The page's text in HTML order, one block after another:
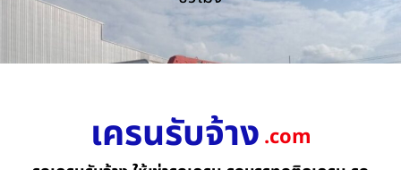
เครนรับจ้าง .com